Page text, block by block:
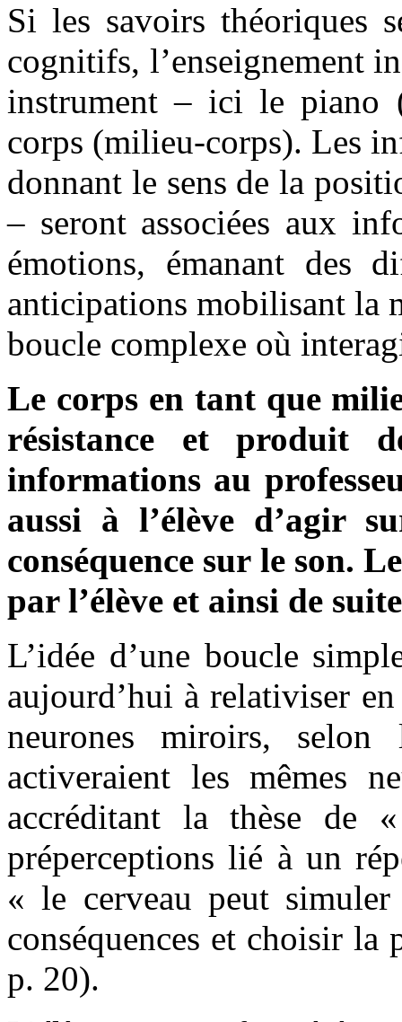
Si les savoirs théoriques
cognitifs, l’enseignement
instrument – ici le piano
corps (milieu-corps). Les
donnant le sens de la
– seront associées aux
émotions, émanant des
anticipations mobilisant la
boucle complexe où
Le corps en tant que
résistance et produit
informations au
aussi à l’élève d’agir
conséquence sur le son.
par l’élève et ainsi de
L’idée d’une boucle
aujourd’hui à relativiser
neurones miroirs, selon
activeraient les mêmes
accréditant la thèse de
préperceptions lié à un
« le cerveau peut
conséquences et choisir
p. 20).